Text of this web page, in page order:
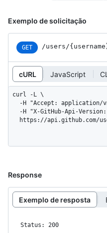
Exemplo de solicitação
GET /users/
cURL JavaScript
curl -L \
https://api.github.com/
Response
Exemplo de resposta
Status: 200